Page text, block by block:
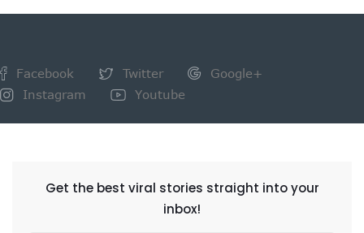
Facebook Twitter
Google+
Instagram
Youtube
Get the best viral stories straight into your
inbox!